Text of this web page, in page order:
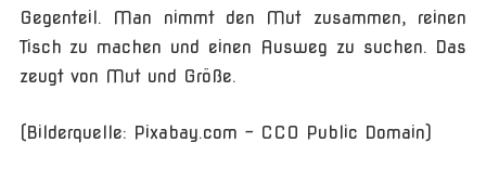
Gegenteil. Man nimmt den Mut zusammen, reinen
Tisch zu machen und einen Ausweg zu suchen. Das
zeugt von Mut und Größe.
(Bilderquelle: Pixabay.com – CC0 Public Domain)